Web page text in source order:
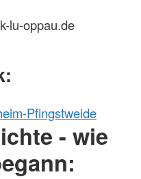
lu-oppau.de
Pfingstweide
- wie